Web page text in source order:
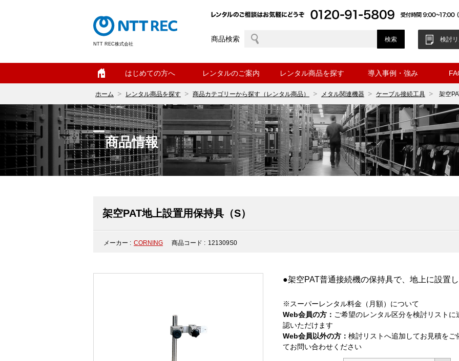
NTT REC株式会社
商品検索 検討リ
はじめての方へ レンタルのご案内 レンタル商品を探す 導入事例・強み
ホーム レンタル商品を探す 商品カテゴリーから探す（レンタル商品） メタル関連機器 ケーブル接続工具 架空
商品情報
架空PAT地上設置用保持具（S）
メーカー : CORNING 商品コード : 121309S0
●架空PAT普通接続機の保持具で、地上に設置し
※スーパーレンタル料金（月額）について
Web会員の方： ご希望のレンタル区分を検討リスト
認いただけます
Web会員以外の方： 検討リストへ追加してお見積をご
てお問い合わせください